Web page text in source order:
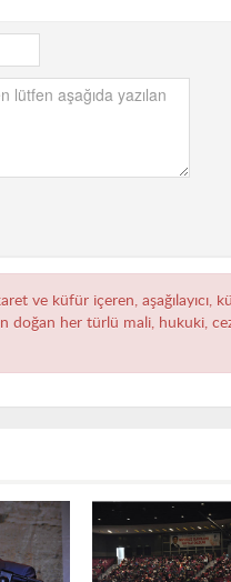
ve küfür içeren, aşağılayıcı,
doğan her türlü mali, hukuki,